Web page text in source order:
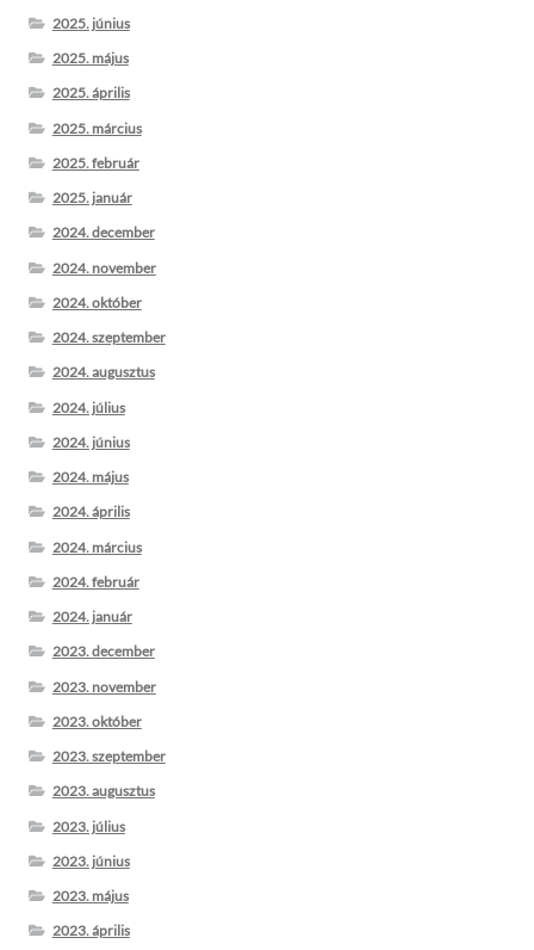
2025. június
2025. május
2025. április
2025. március
2025. február
2025. január
2024. december
2024. november
2024. október
2024. szeptember
2024. augusztus
2024. július
2024. június
2024. május
2024. április
2024. március
2024. február
2024. január
2023. december
2023. november
2023. október
2023. szeptember
2023. augusztus
2023. július
2023. június
2023. május
2023. április